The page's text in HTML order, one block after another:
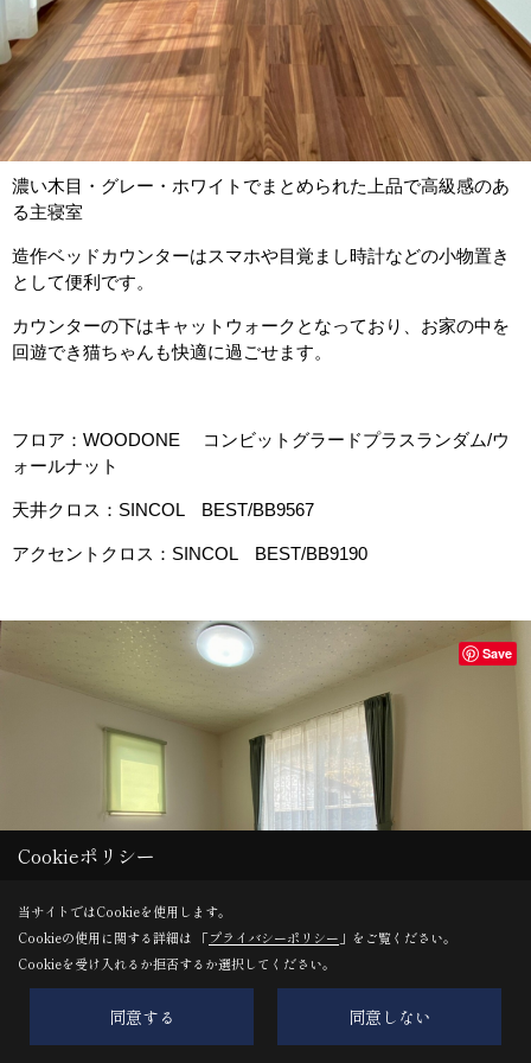
濃い木目・グレー・ホワイトでまとめられた上品で高級感のあ
る主寝室
造作ベッドカウンターはスマホや目覚まし時計などの小物置き
として便利です。
カウンターの下はキャットウォークとなっており、お家の中を
回遊でき猫ちゃんも快適に過ごせます。
フロア：WOODONE コンビットグラードプラスランダム/ウ
ォールナット
天井クロス：SINCOL BEST/BB9567
アクセントクロス：SINCOL BEST/BB9190
6帖のバルコニー付きの子ども室
Save
Cookieポリシー
当サイトではCookieを使用します。
Cookieの使用に関する詳細は 「プライバシーポリシー 」をご覧ください。
Cookieを受け入れるか拒否するか選択してください。
同意する 同意しない